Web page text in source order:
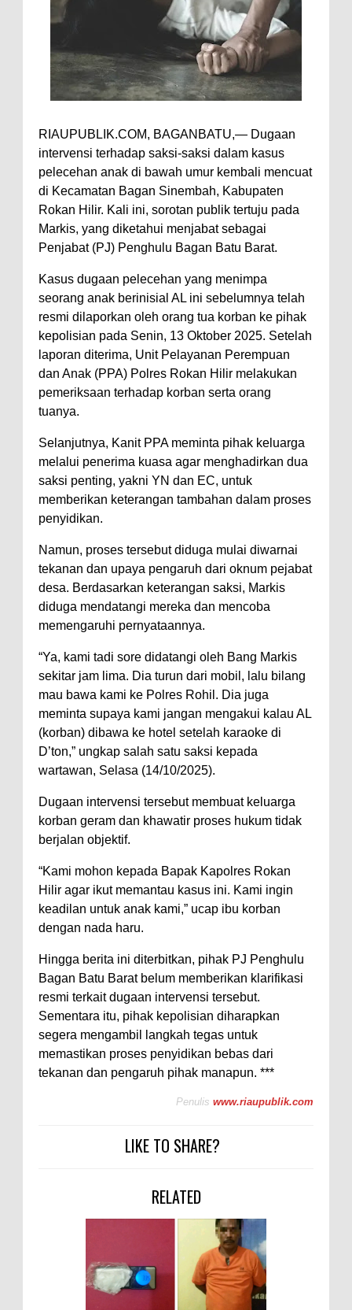
RIAUPUBLIK.COM, BAGANBATU,— Dugaan
intervensi terhadap saksi-saksi dalam kasus
pelecehan anak di bawah umur kembali mencuat
di Kecamatan Bagan Sinembah, Kabupaten
Rokan Hilir. Kali ini, sorotan publik tertuju pada
Markis, yang diketahui menjabat sebagai
Penjabat (PJ) Penghulu Bagan Batu Barat.
Kasus dugaan pelecehan yang menimpa
seorang anak berinisial AL ini sebelumnya telah
resmi dilaporkan oleh orang tua korban ke pihak
kepolisian pada Senin, 13 Oktober 2025. Setelah
laporan diterima, Unit Pelayanan Perempuan
dan Anak (PPA) Polres Rokan Hilir melakukan
pemeriksaan terhadap korban serta orang
tuanya.
Selanjutnya, Kanit PPA meminta pihak keluarga
melalui penerima kuasa agar menghadirkan dua
saksi penting, yakni YN dan EC, untuk
memberikan keterangan tambahan dalam proses
penyidikan.
Namun, proses tersebut diduga mulai diwarnai
tekanan dan upaya pengaruh dari oknum pejabat
desa. Berdasarkan keterangan saksi, Markis
diduga mendatangi mereka dan mencoba
memengaruhi pernyataannya.
“Ya, kami tadi sore didatangi oleh Bang Markis
sekitar jam lima. Dia turun dari mobil, lalu bilang
mau bawa kami ke Polres Rohil. Dia juga
meminta supaya kami jangan mengakui kalau AL
(korban) dibawa ke hotel setelah karaoke di
D’ton,” ungkap salah satu saksi kepada
wartawan, Selasa (14/10/2025).
Dugaan intervensi tersebut membuat keluarga
korban geram dan khawatir proses hukum tidak
berjalan objektif.
“Kami mohon kepada Bapak Kapolres Rokan
Hilir agar ikut memantau kasus ini. Kami ingin
keadilan untuk anak kami,” ucap ibu korban
dengan nada haru.
Hingga berita ini diterbitkan, pihak PJ Penghulu
Bagan Batu Barat belum memberikan klarifikasi
resmi terkait dugaan intervensi tersebut.
Sementara itu, pihak kepolisian diharapkan
segera mengambil langkah tegas untuk
memastikan proses penyidikan bebas dari
tekanan dan pengaruh pihak manapun. ***
Penulis www.riaupublik.com
LIKE TO SHARE?
RELATED